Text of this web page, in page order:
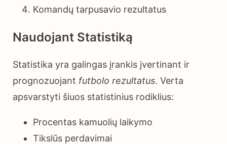
Komandų tarpusavio rezultatus
Naudojant Statistiką
Statistika yra galingas įrankis įvertinant ir
prognozuojant futbolo rezultatus. Verta
apsvarstyti šiuos statistinius rodiklius:
Procentas kamuolių laikymo
Tikslūs perdavimai